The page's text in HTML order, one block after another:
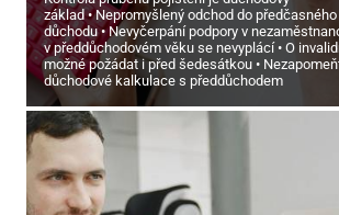
základ
Nepromyšlený odchod do předčasného
důchodu
Nevyčerpání podpory v
v předdůchodovém věku se nevyplácí
O
možné požádat i před šedesátkou
důchodové kalkulace s předdůchodem